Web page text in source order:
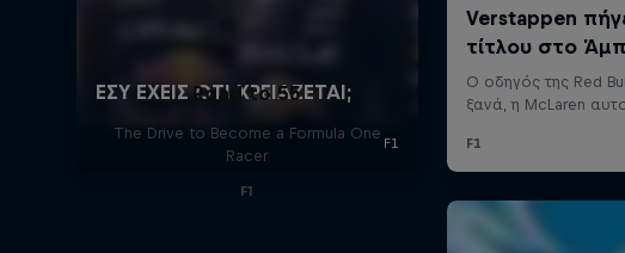
Road to 55
The Drive to Become a Formula One
Racer
F1